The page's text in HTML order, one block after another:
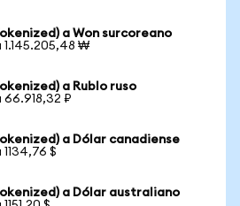
a Won surcoreano
1.145.205,48 ₩
a Rublo ruso
66.918,32 ₽
a Dólar canadiense
$
a Dólar australiano